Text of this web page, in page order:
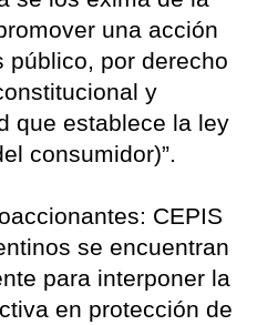
una acción
público, por derecho
y
que establece la ley
consumidor)”.
CEPIS
se encuentran
para interponer la
en protección de